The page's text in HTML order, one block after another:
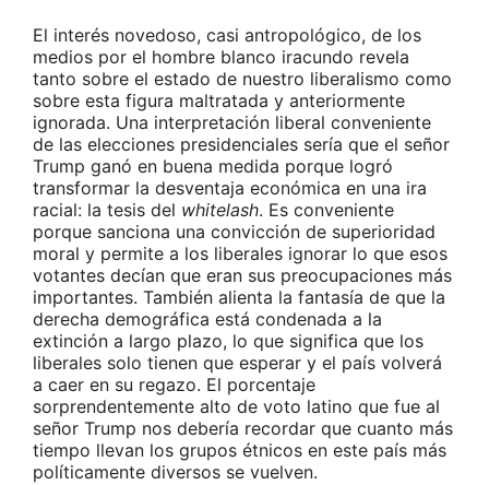
El interés novedoso, casi antropológico, de los
medios por el hombre blanco iracundo revela
tanto sobre el estado de nuestro liberalismo como
sobre esta figura maltratada y anteriormente
ignorada. Una interpretación liberal conveniente
de las elecciones presidenciales sería que el señor
Trump ganó en buena medida porque logró
transformar la desventaja económica en una ira
racial: la tesis del whitelash. Es conveniente
porque sanciona una convicción de superioridad
moral y permite a los liberales ignorar lo que esos
votantes decían que eran sus preocupaciones más
importantes. También alienta la fantasía de que la
derecha demográfica está condenada a la
extinción a largo plazo, lo que significa que los
liberales solo tienen que esperar y el país volverá
a caer en su regazo. El porcentaje
sorprendentemente alto de voto latino que fue al
señor Trump nos debería recordar que cuanto más
tiempo llevan los grupos étnicos en este país más
políticamente diversos se vuelven.